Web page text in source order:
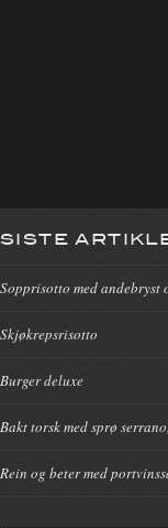
SISTE
Sopprisotto med andebryst
Skjøkrepsrisotto
Burger deluxe
Bakt torsk med sprø
Rein og beter med